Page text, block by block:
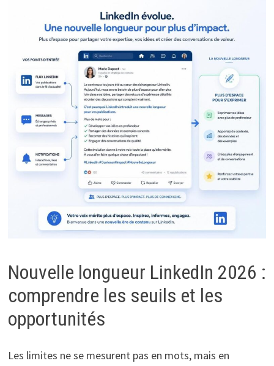
Nouvelle longueur LinkedIn 2026 :
comprendre les seuils et les
opportunités
Les limites ne se mesurent pas en mots, mais en